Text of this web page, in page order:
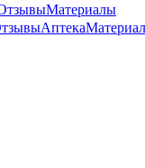
Материалы
Аптека